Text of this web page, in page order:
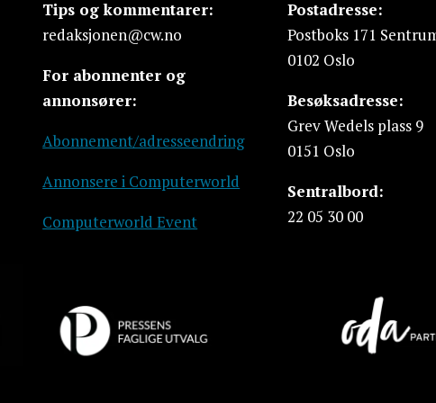
Tips og kommentarer:
redaksjonen@cw.no
For abonnenter og
annonsører:
Abonnement/adresseendring
Annonsere i Computerworld
Computerworld Event
Postadresse:
Postboks 171
0102 Oslo
Besøksadresse:
Grev Wedels plass 9
0151 Oslo
Sentralbord:
22 05 30 00